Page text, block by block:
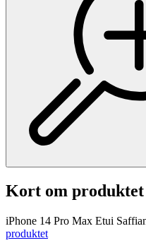
Kort om produktet
iPhone 14 Pro Max Etui
produktet